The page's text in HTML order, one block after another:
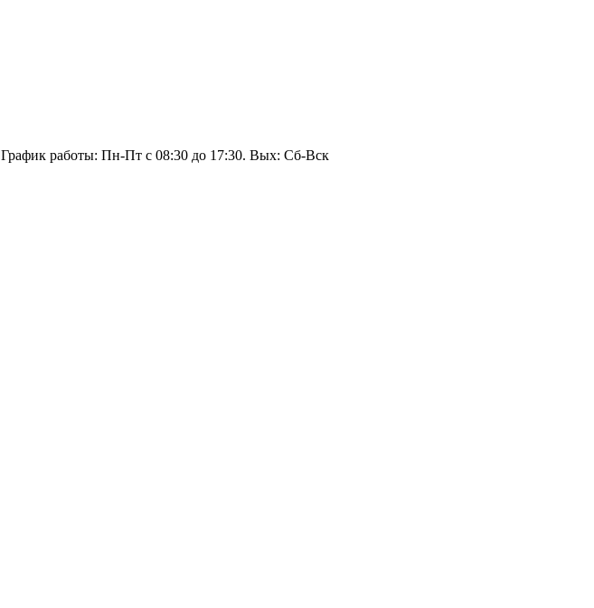
График работы: Пн‑Пт с 08:30 до 17:30. Вых: Сб‑Вск